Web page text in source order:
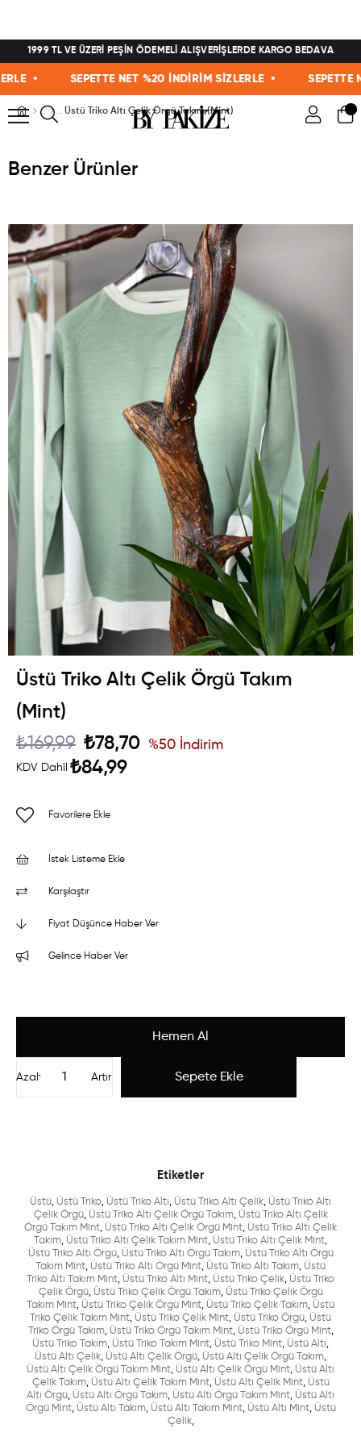
1999 TL VE ÜZERİ PEŞİN ÖDEMELİ ALIŞVERİŞLERDE KARGO BEDAVA
• SEPETTE NET %20 İNDİRİM SİZLERLE • SEPETTE
Üstü Triko Altı Çelik Örgü Takım (Mint)
Benzer Ürünler
Üstü Triko Altı Çelik Örgü Takım
(Mint)
₺169,99 ₺78,70
KDV Dahil ₺84,99
%50 İndirim
Favorilere Ekle
İstek Listeme Ekle
Karşılaştır
Fiyat Düşünce Haber Ver
Gelince Haber Ver
Artır
Azalt
Etiketler
Üstü, Üstü Triko, Üstü Triko Altı, Üstü Triko Altı Çelik, Üstü Triko Altı
Çelik Örgü, Üstü Triko Altı Çelik Örgü Takım, Üstü Triko Altı Çelik
Örgü Takım Mint, Üstü Triko Altı Çelik Örgü Mint, Üstü Triko Altı Çelik
Takım, Üstü Triko Altı Çelik Takım Mint, Üstü Triko Altı Çelik Mint,
Üstü Triko Altı Örgü, Üstü Triko Altı Örgü Takım, Üstü Triko Altı Örgü
Takım Mint, Üstü Triko Altı Örgü Mint, Üstü Triko Altı Takım, Üstü
Triko Altı Takım Mint, Üstü Triko Altı Mint, Üstü Triko Çelik, Üstü Triko
Çelik Örgü, Üstü Triko Çelik Örgü Takım, Üstü Triko Çelik Örgü
Takım Mint, Üstü Triko Çelik Örgü Mint, Üstü Triko Çelik Takım, Üstü
Triko Çelik Takım Mint, Üstü Triko Çelik Mint, Üstü Triko Örgü, Üstü
Triko Örgü Takım, Üstü Triko Örgü Takım Mint, Üstü Triko Örgü Mint,
Üstü Triko Takım, Üstü Triko Takım Mint, Üstü Triko Mint, Üstü Altı,
Üstü Altı Çelik, Üstü Altı Çelik Örgü, Üstü Altı Çelik Örgü Takım,
Üstü Altı Çelik Örgü Takım Mint, Üstü Altı Çelik Örgü Mint, Üstü Altı
Çelik Takım, Üstü Altı Çelik Takım Mint, Üstü Altı Çelik Mint, Üstü
Altı Örgü, Üstü Altı Örgü Takım, Üstü Altı Örgü Takım Mint, Üstü Altı
Örgü Mint, Üstü Altı Takım, Üstü Altı Takım Mint, Üstü Altı Mint, Üstü
Çelik,